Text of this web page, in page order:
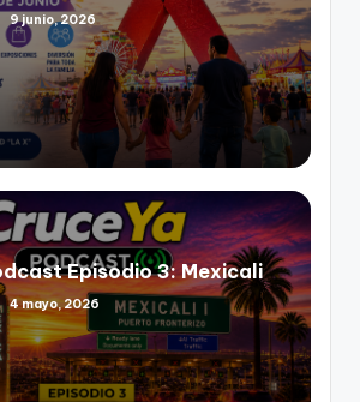
9 junio, 2026
Episodio 3: Mexicali
4 mayo, 2026